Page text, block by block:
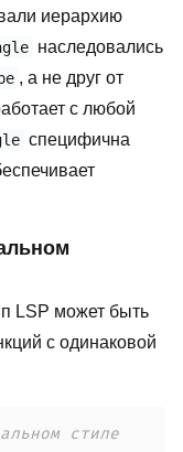
иерархию
наследовались
, а не друг от
с любой
специфична
LSP может быть
с одинаковой
стиле